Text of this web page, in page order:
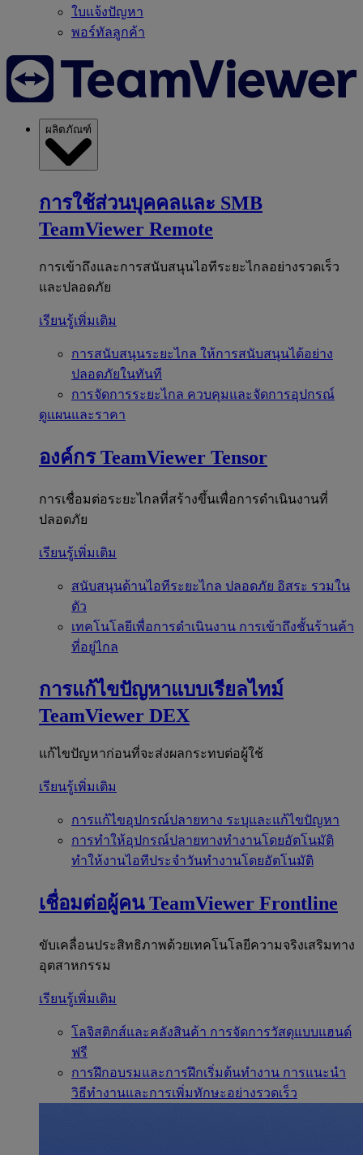
ใบแจ้งปัญหา
พอร์ทัลลูกค้า
ผลิตภัณฑ์
การใช้ส่วนบุคคลและ SMB
TeamViewer Remote
การเข้าถึงและการสนับสนุนไอทีระยะไกลอย่างรวดเร็ว
และปลอดภัย
เรียนรู้เพิ่มเติม
การสนับสนุนระยะไกล ให้การสนับสนุนได้อย่าง
ปลอดภัยในทันที
การจัดการระยะไกล ควบคุมและจัดการอุปกรณ์
ดูแผนและราคา
องค์กร TeamViewer Tensor
การเชื่อมต่อระยะไกลที่สร้างขึ้นเพื่อการดำเนินงานที่
ปลอดภัย
เรียนรู้เพิ่มเติม
สนับสนุนด้านไอทีระยะไกล ปลอดภัย อิสระ รวมใน
ตัว
เทคโนโลยีเพื่อการดำเนินงาน การเข้าถึงชั้นร้านค้า
ที่อยู่ไกล
การแก้ไขปัญหาแบบเรียลไทม์
TeamViewer DEX
แก้ไขปัญหาก่อนที่จะส่งผลกระทบต่อผู้ใช้
เรียนรู้เพิ่มเติม
การแก้ไขอุปกรณ์ปลายทาง ระบุและแก้ไขปัญหา
การทำให้อุปกรณ์ปลายทางทำงานโดยอัตโนมัติ
ทำให้งานไอทีประจำวันทำงานโดยอัตโนมัติ
เชื่อมต่อผู้คน TeamViewer Frontline
ขับเคลื่อนประสิทธิภาพด้วยเทคโนโลยีความจริงเสริมทาง
อุตสาหกรรม
เรียนรู้เพิ่มเติม
โลจิสติกส์และคลังสินค้า การจัดการวัสดุแบบแฮนด์
ฟรี
การฝึกอบรมและการฝึกเริ่มต้นทำงาน การแนะนำ
วิธีทำงานและการเพิ่มทักษะอย่างรวดเร็ว